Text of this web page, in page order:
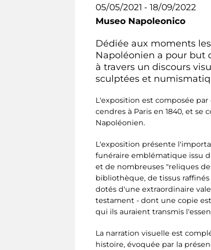
05/05/2021 - 18/09/2022
Museo Napoleonico
Dédiée aux moments
Napoléonien a pour but
à travers un discours
sculptées et
L'exposition est composée
cendres à Paris en 1840, et
Napoléonien.
L'exposition présente
funéraire emblématique issu
et de nombreuses "reliques
bibliothèque, de tissus
dotés d'une extraordinaire
testament - dont une copie
qui ils auraient transmis
La narration visuelle est
histoire, évoquée par la